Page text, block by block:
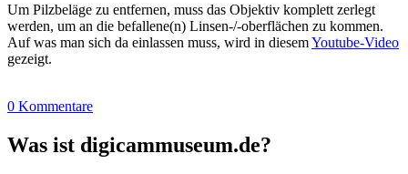
Um Pilzbeläge zu entfernen, muss das Objektiv komplett zerlegt
werden, um an die befallene(n) Linsen-/-oberflächen zu kommen.
Auf was man sich da einlassen muss, wird in diesemYoutube-Video
gezeigt.
0 Kommentare
Was ist digicammuseum.de?